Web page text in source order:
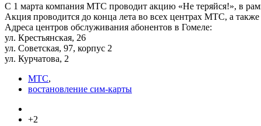
С 1 марта компания МТС проводит акцию «Не теряйся!», в
Акция проводится до конца лета во всех центрах МТС, а
Адреса центров обслуживания абонентов в Гомеле:
ул. Крестьянская, 26
ул. Советская, 97, корпус 2
ул. Курчатова, 2
МТС,
востановление сим-карты
+2